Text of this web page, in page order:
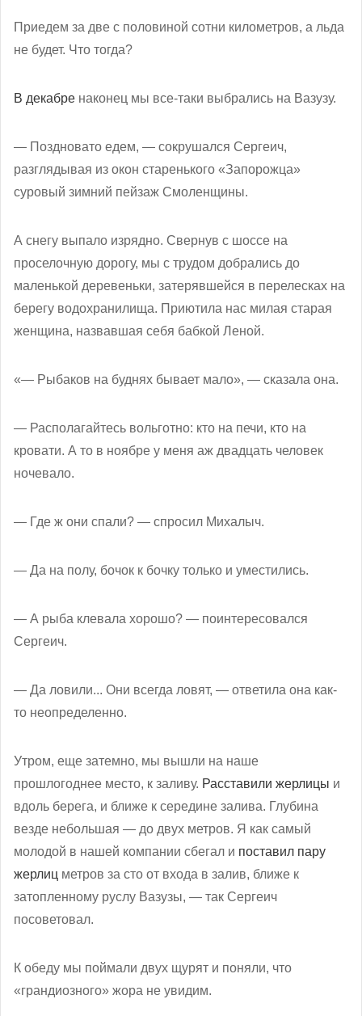
Приедем за две с половиной сотни километров, а льда
не будет. Что тогда?
В декабре наконец мы все-таки выбрались на Вазузу.
— Поздновато едем, — сокрушался Сергеич,
разглядывая из окон старенького «Запорожца»
суровый зимний пейзаж Смоленщины.
А снегу выпало изрядно. Свернув с шоссе на
проселочную дорогу, мы с трудом добрались до
маленькой деревеньки, затерявшейся в перелесках на
берегу водохранилища. Приютила нас милая старая
женщина, назвавшая себя бабкой Леной.
«— Рыбаков на буднях бывает мало», — сказала она.
— Располагайтесь вольготно: кто на печи, кто на
кровати. А то в ноябре у меня аж двадцать человек
ночевало.
— Где ж они спали? — спросил Михалыч.
— Да на полу, бочок к бочку только и уместились.
— А рыба клевала хорошо? — поинтересовался
Сергеич.
— Да ловили... Они всегда ловят, — ответила она как-
то неопределенно.
Утром, еще затемно, мы вышли на наше
прошлогоднее место, к заливу. Расставили жерлицы и
вдоль берега, и ближе к середине залива. Глубина
везде небольшая — до двух метров. Я как самый
молодой в нашей компании сбегал и поставил пару
жерлиц метров за сто от входа в залив, ближе к
затопленному руслу Вазузы, — так Сергеич
посоветовал.
К обеду мы поймали двух щурят и поняли, что
«грандиозного» жора не увидим.